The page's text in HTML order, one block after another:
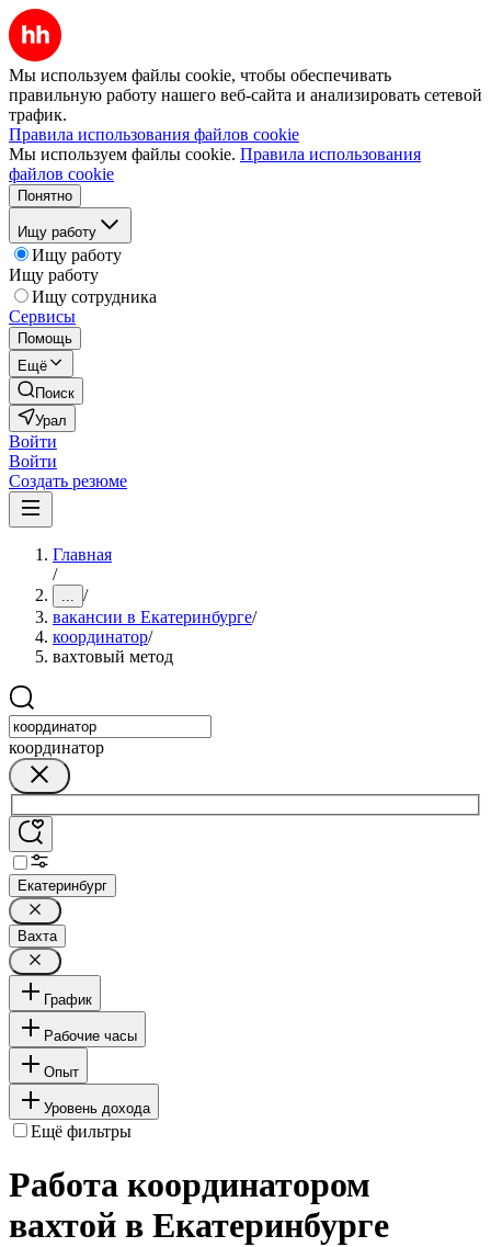
Мы используем файлы cookie, чтобы обеспечивать
правильную работу нашего веб-сайта и анализировать сетевой
трафик.
Правила использования файлов cookie
Мы используем файлы cookie. Правила использования
файлов cookie
Понятно
Ищу работу
Ищу работу
Ищу работу
Ищу сотрудника
Сервисы
Помощь
Ещё
Поиск
Урал
Войти
Войти
Создать резюме
Главная
/
... /
вакансии в Екатеринбурге/
координатор/
вахтовый метод
координатор
Екатеринбург
Вахта
График
Рабочие часы
Опыт
Уровень дохода
Ещё фильтры
Работа координатором
вахтой в Екатеринбурге